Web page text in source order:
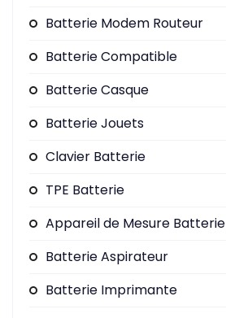
Batterie Modem Routeur
Batterie Compatible
Batterie Casque
Batterie Jouets
Clavier Batterie
TPE Batterie
Appareil de Mesure Batterie
Batterie Aspirateur
Batterie Imprimante